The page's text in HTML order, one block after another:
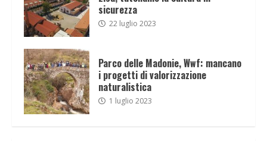
sicurezza
22 luglio 2023
Parco delle Madonie, Wwf: mancano
i progetti di valorizzazione
naturalistica
1 luglio 2023